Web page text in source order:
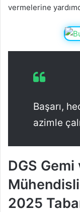
vermelerine
Başarı,
azimle
DGS
2025